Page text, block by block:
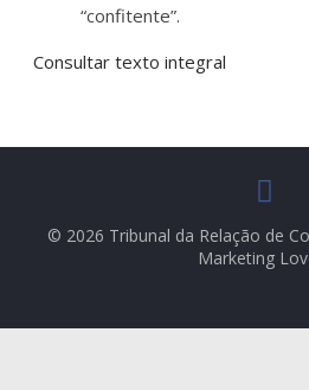
“confitente”.
Consultar texto integral
© 2026 Tribunal da Relação de
Marketing